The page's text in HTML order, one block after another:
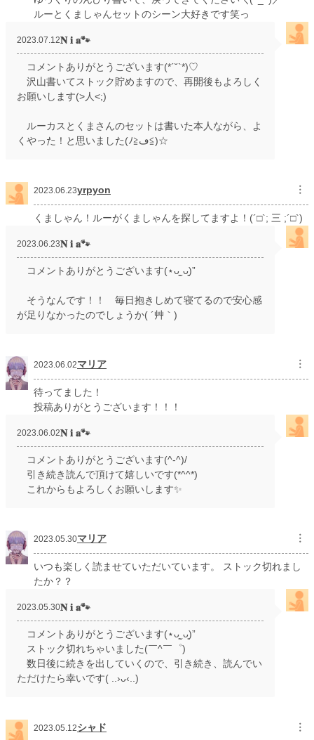
ルーとくましゃんセットのシーン大好きです笑っ
2023.07.12𝐍 𝐢 𝐚🐾
コメントありがとうございます(*´˘`*)♡
沢山書いてストック貯めますので、再開後もよろしく
お願いします(>人<;)
ルーカスとくまさんのセットは書いた本人ながら、よ
くやった！と思いました(ﾉ≧ڡ≦)☆
2023.06.23yrpyon ︙
くましゃん！ルーがくましゃんを探してますよ！(´□`; 三 ;´□`)
2023.06.23𝐍 𝐢 𝐚🐾
コメントありがとうございます(⋆ᴗ͈ˬᴗ͈)”
そうなんです！！ 毎日抱きしめて寝てるので安心感
が足りなかったのでしょうか( ´艸｀)
2023.06.02マリア ︙
待ってました！
投稿ありがとうございます！！！
2023.06.02𝐍 𝐢 𝐚🐾
コメントありがとうございます(^-^)/
引き続き読んで頂けて嬉しいです(*^^*)
これからもよろしくお願いします✨
2023.05.30マリア ︙
いつも楽しく読ませていただいています。 ストック切れまし
たか？？
2023.05.30𝐍 𝐢 𝐚🐾
コメントありがとうございます(⋆ᴗ͈ˬᴗ͈)”
ストック切れちゃいました(￣^￣゜)
数日後に続きを出していくので、引き続き、読んでい
ただけたら幸いです( ..›ᴗ‹..)
2023.05.12シャド ︙